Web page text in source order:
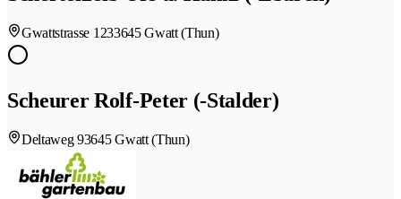
Gwattstrasse 1233645 Gwatt (Thun)
Scheurer Rolf-Peter (-Stalder)
Deltaweg 93645 Gwatt (Thun)